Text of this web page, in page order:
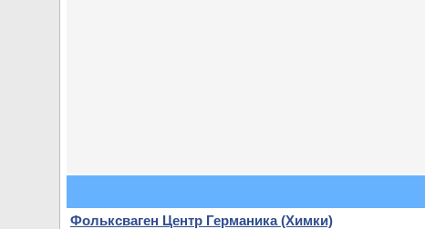
Фольксваген Центр Германика (Химки)